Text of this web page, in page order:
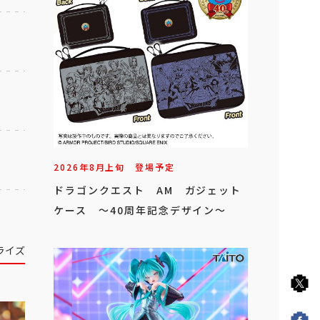
イズ
2026年8月上旬 登場予定
ドラゴンクエスト AM ガジェット
ケース ～40周年記念デザイン～